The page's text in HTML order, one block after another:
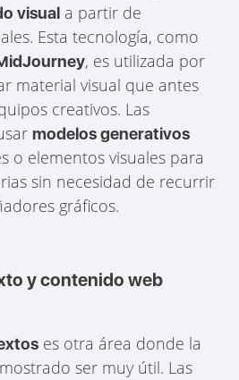
visual a partir de
Esta tecnología, como
, es utilizada por
material visual que antes
creativos. Las
modelos generativos
o elementos visuales para
sin necesidad de recurrir
gráficos.
y contenido web
es otra área donde la
ser muy útil. Las